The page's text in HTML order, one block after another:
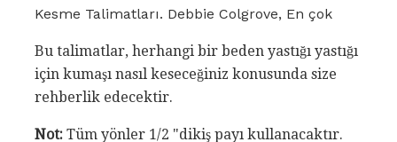
Kesme Talimatları. Debbie Colgrove, En çok
Bu talimatlar, herhangi bir beden yastığı yastığı
için kumaşı nasıl keseceğiniz konusunda size
rehberlik edecektir.
Not: Tüm yönler 1/2 "dikiş payı kullanacaktır.